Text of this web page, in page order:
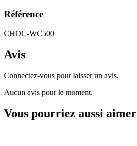
Référence
CHOC-WC500
Avis
Connectez-vous pour laisser un avis.
Aucun avis pour le moment.
Vous pourriez aussi aimer